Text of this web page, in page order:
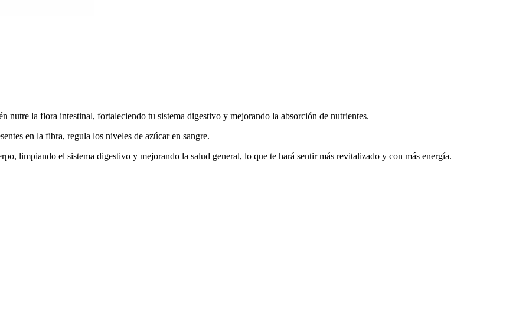
nutre la flora intestinal, fortaleciendo tu sistema digestivo y mejorando la absorción de nutrientes.
en la fibra, regula los niveles de azúcar en sangre.
limpiando el sistema digestivo y mejorando la salud general, lo que te hará sentir más revitalizado y con más energía.